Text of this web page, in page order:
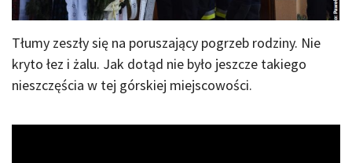
Tłumy zeszły się na poruszający pogrzeb rodziny. Nie
kryto łez i żalu. Jak dotąd nie było jeszcze takiego
nieszczęścia w tej górskiej miejscowości.